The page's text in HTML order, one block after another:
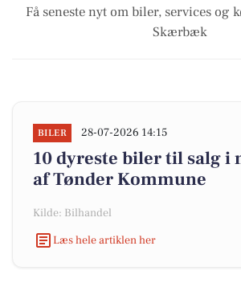
Få seneste nyt om biler, services og
Skærbæk
BILER 28-07-2026 14:15
10 dyreste biler til salg i
af Tønder Kommune
Kilde: Bilhandel
Læs hele artiklen her